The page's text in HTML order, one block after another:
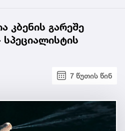
კბენის გარეშე
7 წუთის წინ